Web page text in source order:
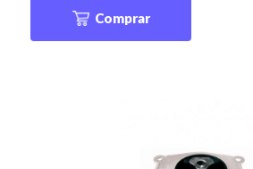
Comprar